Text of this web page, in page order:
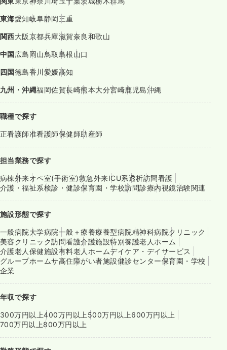
東海愛知岐阜静岡三重
関西大阪京都兵庫滋賀奈良和歌山
中国広島岡山鳥取島根山口
四国徳島香川愛媛高知
九州・沖縄福岡佐賀長崎熊本大分宮崎鹿児島沖縄
職種で探す
正看護師准看護師保健師助産師
担当業務で探す
病棟外来オペ室(手術室)救急外来ICU系透析訪問看護
介護・福祉系検診・健診保育園・学校訪問診療内視鏡治験関連
施設形態で探す
一般病院大学病院一般＋療養療養型病院精神科病院クリニック
美容クリニック訪問看護介護施設特別養護老人ホーム
介護老人保健施設有料老人ホームデイケア・デイサービス
グループホームサ高住障がい者施設健診センター保育園・学校
企業
年収で探す
300万円以上400万円以上 500万円以上600万円以上
700万円以上800万円以上